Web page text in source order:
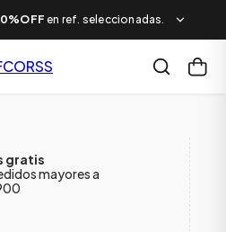
en ref. seleccionadas.
gratis
mayores a